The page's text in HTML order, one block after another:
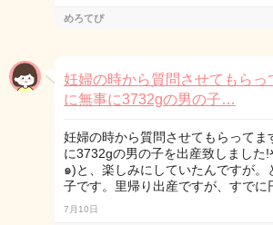
めろてぴ
妊婦の時から質問させてもらっ
に無事に3732gの男の子…
妊婦の時から質問させてもらってま
に3732gの男の子を出産致しました!
๑)と、楽しみにしていたんですが。
子です。里帰り出産ですが、すでに
7月10日